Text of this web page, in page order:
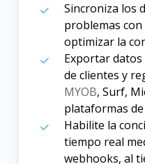
Sincroniza los
problemas con
optimizar la
Exportar
de clientes y
MYOB, Surf,
plataformas
Habilite la
tiempo real
webhooks, al